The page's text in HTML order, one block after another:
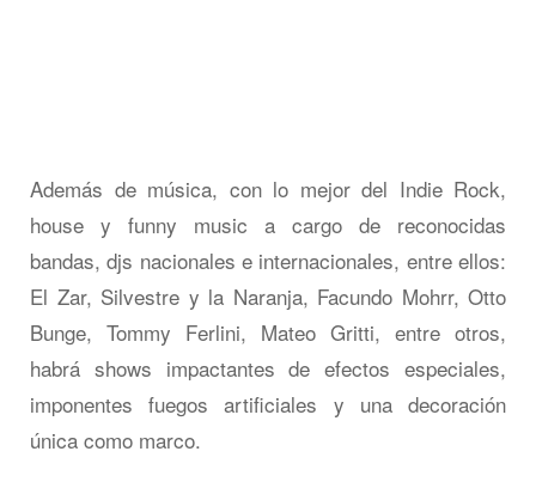
Además de música, con lo mejor del Indie Rock,
house y funny music a cargo de reconocidas
bandas, djs nacionales e internacionales, entre ellos:
El Zar, Silvestre y la Naranja, Facundo Mohrr, Otto
Bunge, Tommy Ferlini, Mateo Gritti, entre otros,
habrá shows impactantes de efectos especiales,
imponentes fuegos artificiales y una decoración
única como marco.